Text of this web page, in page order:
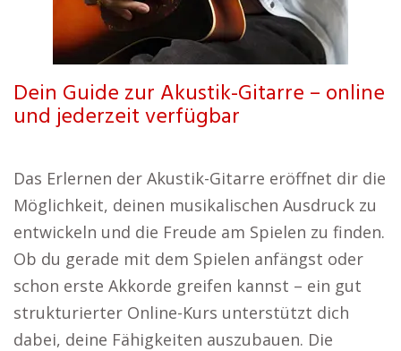
Dein Guide zur Akustik-Gitarre – online
und jederzeit verfügbar
Das Erlernen der Akustik-Gitarre eröffnet dir die
Möglichkeit, deinen musikalischen Ausdruck zu
entwickeln und die Freude am Spielen zu finden.
Ob du gerade mit dem Spielen anfängst oder
schon erste Akkorde greifen kannst – ein gut
strukturierter Online-Kurs unterstützt dich
dabei, deine Fähigkeiten auszubauen. Die